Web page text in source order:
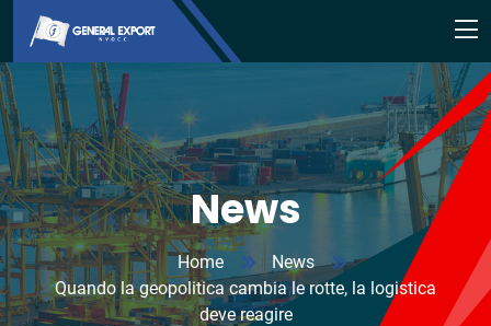
News
Home
News
Quando la geopolitica cambia le rotte, la logistica
deve reagire